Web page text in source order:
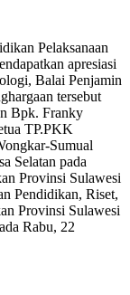
Pelaksanaan
apresiasi
Balai Penjamin
tersebut
Bpk. Franky
TP.PKK
Sumual
Selatan pada
Provinsi Sulawesi
Pendidikan, Riset,
Provinsi Sulawesi
Rabu, 22